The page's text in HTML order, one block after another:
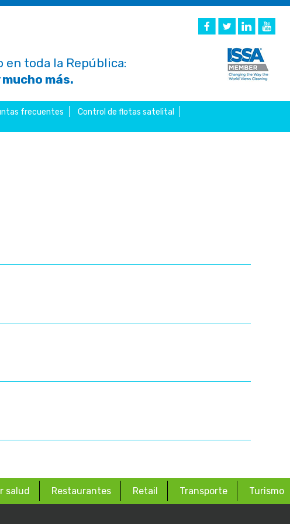
toda la República:
más.
frecuentes
Control de flotas satelital
salud Restaurantes Retail Transporte Turismo